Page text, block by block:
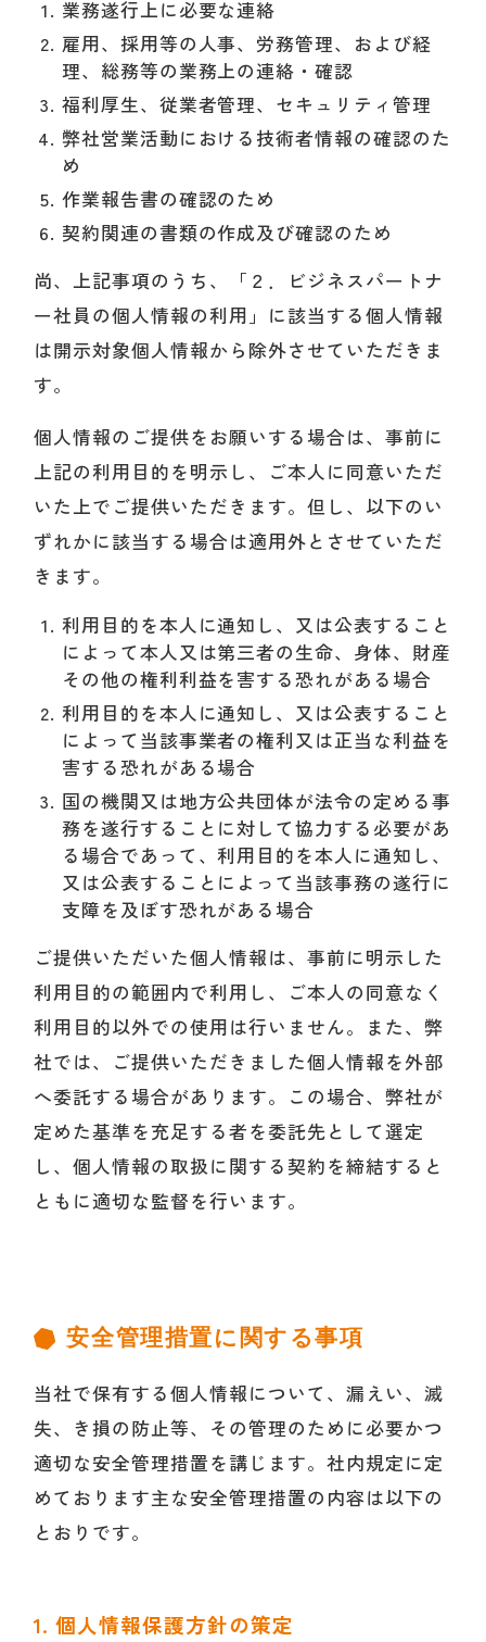
業務遂行上に必要な連絡
雇用、採用等の人事、労務管理、および経
理、総務等の業務上の連絡・確認
福利厚生、従業者管理、セキュリティ管理
弊社営業活動における技術者情報の確認のた
め
作業報告書の確認のため
契約関連の書類の作成及び確認のため
尚、上記事項のうち、「２．ビジネスパートナ
ー社員の個人情報の利用」に該当する個人情報
は開示対象個人情報から除外させていただきま
す。
個人情報のご提供をお願いする場合は、事前に
上記の利用目的を明示し、ご本人に同意いただ
いた上でご提供いただきます。但し、以下のい
ずれかに該当する場合は適用外とさせていただ
きます。
利用目的を本人に通知し、又は公表すること
によって本人又は第三者の生命、身体、財産
その他の権利利益を害する恐れがある場合
利用目的を本人に通知し、又は公表すること
によって当該事業者の権利又は正当な利益を
害する恐れがある場合
国の機関又は地方公共団体が法令の定める事
務を遂行することに対して協力する必要があ
る場合であって、利用目的を本人に通知し、
又は公表することによって当該事務の遂行に
支障を及ぼす恐れがある場合
ご提供いただいた個人情報は、事前に明示した
利用目的の範囲内で利用し、ご本人の同意なく
利用目的以外での使用は行いません。また、弊
社では、ご提供いただきました個人情報を外部
へ委託する場合があります。この場合、弊社が
定めた基準を充足する者を委託先として選定
し、個人情報の取扱に関する契約を締結すると
ともに適切な監督を行います。
安全管理措置に関する事項
当社で保有する個人情報について、漏えい、滅
失、き損の防止等、その管理のために必要かつ
適切な安全管理措置を講じます。社内規定に定
めております主な安全管理措置の内容は以下の
とおりです。
1. 個人情報保護方針の策定